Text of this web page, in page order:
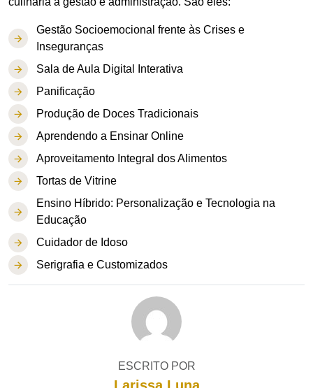
Gestão Socioemocional frente às Crises e
Inseguranças
Sala de Aula Digital Interativa
Panificação
Produção de Doces Tradicionais
Aprendendo a Ensinar Online
Aproveitamento Integral dos Alimentos
Tortas de Vitrine
Ensino Híbrido: Personalização e Tecnologia na
Educação
Cuidador de Idoso
Serigrafia e Customizados
ESCRITO POR